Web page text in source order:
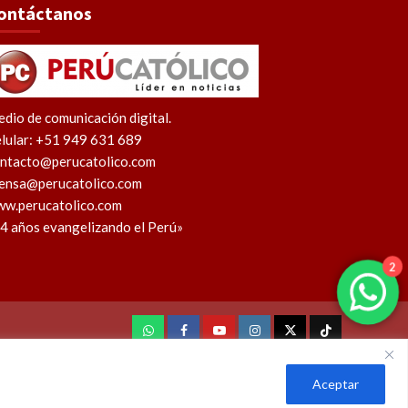
Aceptar
de comunicación digital.
+51 949 631 689
años evangelizando el Perú»
WhatsAppFacebookYoutubeInstagram
X TikTok
2